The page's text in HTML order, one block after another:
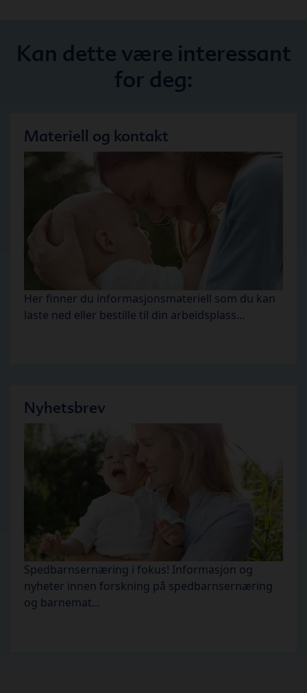
Kan dette være interessant
for deg:
Materiell og kontakt
Her finner du informasjonsmateriell som du kan
laste ned eller bestille til din arbeidsplass...
Nyhetsbrev
Spedbarnsernæring i fokus! Informasjon og
nyheter innen forskning på spedbarnsernæring
og barnemat...